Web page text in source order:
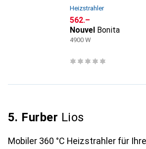
Heizstrahler
CHF
562.–
Nouvel Bonita
4900 W
5. Furber Lios
Mobiler 360 °C Heizstrahler für